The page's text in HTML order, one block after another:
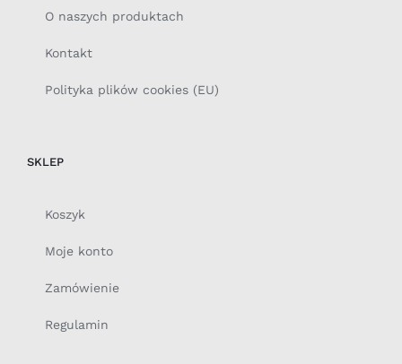
O naszych produktach
Kontakt
Polityka plików cookies (EU)
SKLEP
Koszyk
Moje konto
Zamówienie
Regulamin